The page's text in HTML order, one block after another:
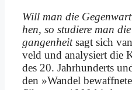
Will man die
hen, so stu­die­re man
gan­gen­heitsagt sich
veld und ana­ly­siert die
des 20. Jahr­hun­derts
den »Wan­del